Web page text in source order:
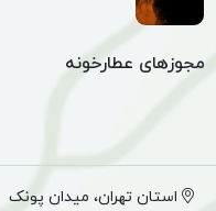
مجوزهای عطارخونه
استان تهران، میدان پونک